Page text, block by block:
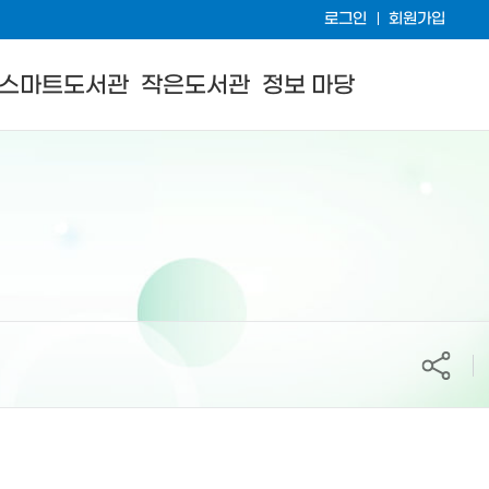
로그인 회원가입
스마트도서관 작은도서관 정보 마당
공유